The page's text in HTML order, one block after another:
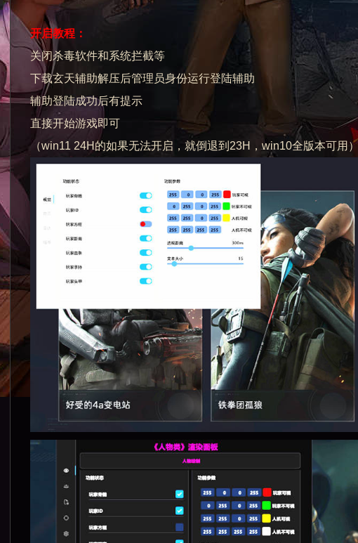
开启教程：
关闭杀毒软件和系统拦截等
下载玄天辅助解压后管理员身份运行登陆辅助
辅助登陆成功后有提示
直接开始游戏即可
（win11 24H的如果无法开启，就倒退到23H，win10全版本可用）